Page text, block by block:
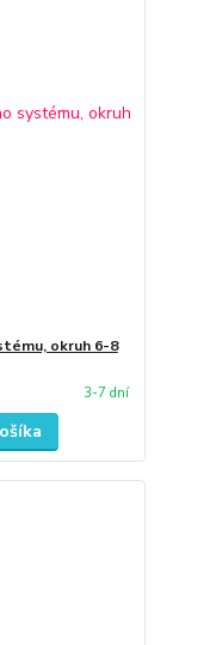
okruh 6-8
3-7 dní